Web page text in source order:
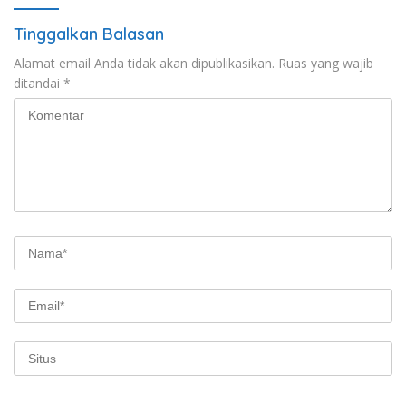
Tinggalkan Balasan
Alamat email Anda tidak akan dipublikasikan. Ruas yang wajib
ditandai *